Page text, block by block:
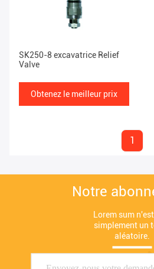
SK250-8 excavatrice Relief
Valve
Obtenez le meilleur prix
1
Notre
Lorem sum
simplement un
aléatoire.